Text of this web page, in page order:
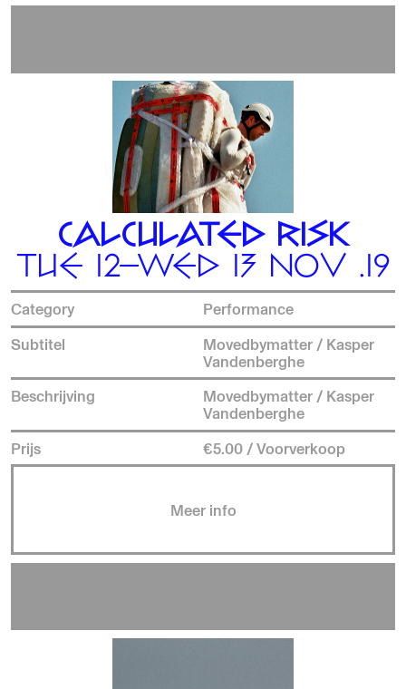
CALCULATED RISK
TUE 12—WED 13 NOV .19
Category
Performance
Subtitel
Movedbymatter / Kasper
Vandenberghe
Beschrijving
Movedbymatter / Kasper
Vandenberghe
Prijs
€5.00 / Voorverkoop
Meer info